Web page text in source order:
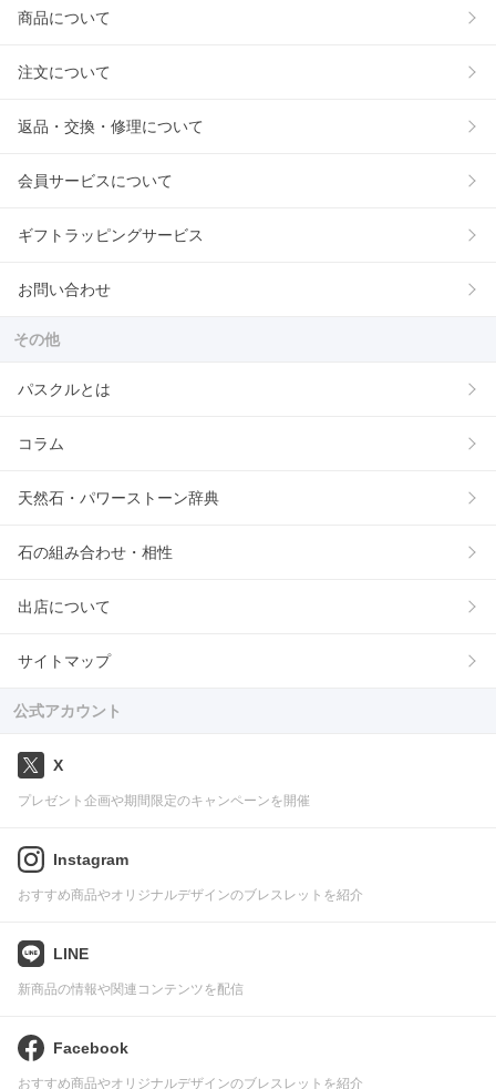
商品について
注文について
返品・交換・修理について
会員サービスについて
ギフトラッピングサービス
お問い合わせ
その他
パスクルとは
コラム
天然石・パワーストーン辞典
石の組み合わせ・相性
出店について
サイトマップ
公式アカウント
X
プレゼント企画や期間限定のキャンペーンを開催
Instagram
おすすめ商品やオリジナルデザインのブレスレットを紹介
LINE
新商品の情報や関連コンテンツを配信
Facebook
おすすめ商品やオリジナルデザインのブレスレットを紹介